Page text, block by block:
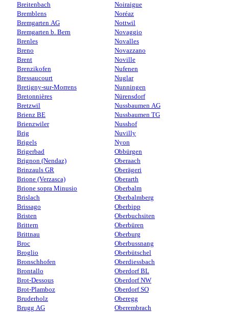
Breitenbach
Bremblens
Bremgarten AG
Bremgarten b. Bern
Brenles
Breno
Brent
Brenzikofen
Bressaucourt
Bretigny-sur-Morrens
Bretonnières
Bretzwil
Brienz BE
Brienzwiler
Brig
Brigels
Brigerbad
Brignon (Nendaz)
Brinzauls GR
Brione (Verzasca)
Brione sopra Minusio
Brislach
Brissago
Bristen
Brittern
Brittnau
Broc
Broglio
Bronschhofen
Brontallo
Brot-Dessous
Brot-Plamboz
Bruderholz
Brugg AG
Noiraigue
Noréaz
Nottwil
Novaggio
Novalles
Novazzano
Noville
Nufenen
Nuglar
Nunningen
Nürensdorf
Nussbaumen AG
Nussbaumen TG
Nusshof
Nuvilly
Nyon
Obbürgen
Oberaach
Oberägeri
Oberarth
Oberbalm
Oberbalmberg
Oberbipp
Oberbuchsiten
Oberbüren
Oberburg
Oberbussnang
Oberbütschel
Oberdiessbach
Oberdorf BL
Oberdorf NW
Oberdorf SO
Oberegg
Oberembrach